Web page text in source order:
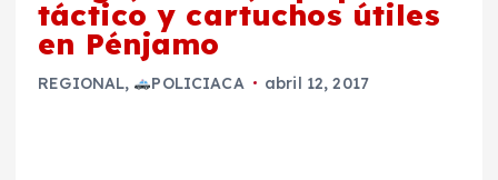
táctico y cartuchos útiles
en Pénjamo
REGIONAL, POLICIACA abril 12, 2017